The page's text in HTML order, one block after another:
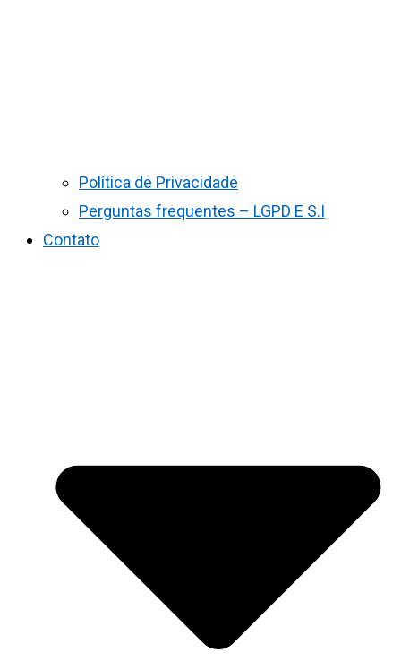
Política de Privacidade
Perguntas frequentes – LGPD E S.I
Contato